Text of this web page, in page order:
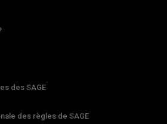
des SAGE
des règles de SAGE